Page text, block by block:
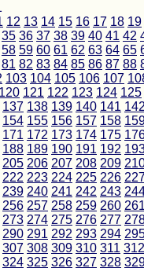
12 13 14 15 16 17 18 19
35 36 37 38 39 40 41 42
58 59 60 61 62 63 64 65
81 82 83 84 85 86 87 88
103 104 105 106 107
120 121 122 123 124 125
137 138 139 140 141
154 155 156 157 158
171 172 173 174 175
188 189 190 191 192
205 206 207 208 209
222 223 224 225 226
239 240 241 242 243
256 257 258 259 260
273 274 275 276 277
290 291 292 293 294
307 308 309 310 311 312
324 325 326 327 328